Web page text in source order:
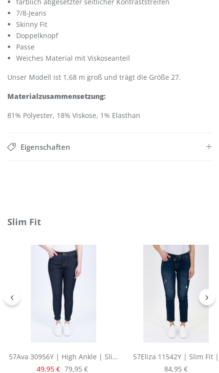
7/8-Jeans
Skinny Fit
Doppelknopf
Passe
Weiches Material mit Viskoseanteil
Unser Modell ist 1,68 m groß und trägt die Größe 27.
Materialzusammensetzung:
81% Polyester, 18% Viskose, 1% Elasthan
Eigenschaften
Produktgalerie überspringen
Slim Fit
57Ava 30956Y | High Ankle | Slim
Fit | Raw Denim
Verkaufspreis:
49,95 € Regulärer Preis:
79,95 €
57Eliza 11542Y | Slim Fit |
Cropped | Blue
Regulärer Preis:
84,95 €